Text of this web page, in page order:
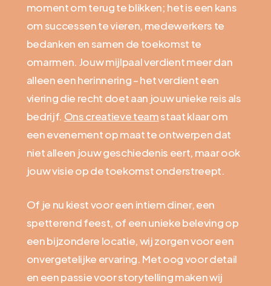
moment om terug te blikken; het is een kans
om successen te vieren, medewerkers te
bedanken en samen de toekomst te
omarmen. Jouw mijlpaal verdient meer dan
alleen een herinnering – het verdient een
viering die recht doet aan jouw unieke reis als
bedrijf. Ons creatieve teamstaat klaar om
een evenement op maat te ontwerpen dat
niet alleen jouw geschiedenis eert, maar ook
jouw visie op de toekomst onderstreept.
Of je nu kiest voor een intiem diner, een
spetterend feest, of een unieke beleving op
een bijzondere locatie, wij zorgen voor een
onvergetelijke ervaring. Met oog voor detail
en een passie voor storytelling maken wij